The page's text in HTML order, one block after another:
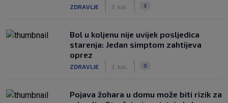
ZDRAVLJE 3. kol. 3
Bol u koljenu nije uvijek posljedica
starenja: Jedan simptom zahtijeva
oprez
ZDRAVLJE 3. kol. 0
Pojava žohara u domu može biti rizik za